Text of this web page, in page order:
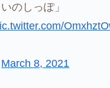
のしっぽ」
March 8, 2021